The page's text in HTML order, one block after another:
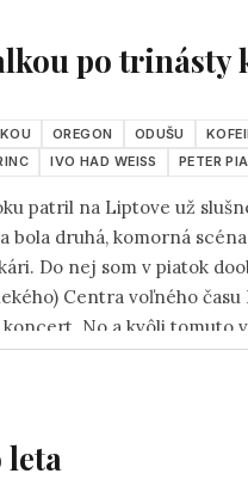
k tomu nadpisu.
po trinásty
OREGON ODUŠU
IVO HAD WEISS PETER
patril na Liptove už
bola druhá, komorná
Do nej som v piatok
Centra voľného
No a kvôli tomuto
o 17:00) zaspal.
leta